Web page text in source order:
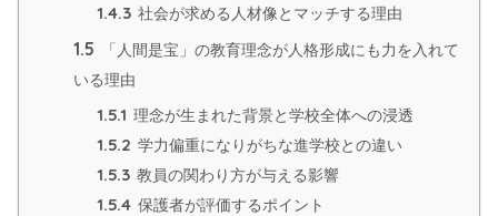
1.4.3 社会が求める人材像とマッチする理由
1.5
「人間是宝」の教育理念が人格形成にも力を入れて
いる理由
1.5.1 理念が生まれた背景と学校全体への浸透
1.5.2 学力偏重になりがちな進学校との違い
1.5.3 教員の関わり方が与える影響
1.5.4 保護者が評価するポイント